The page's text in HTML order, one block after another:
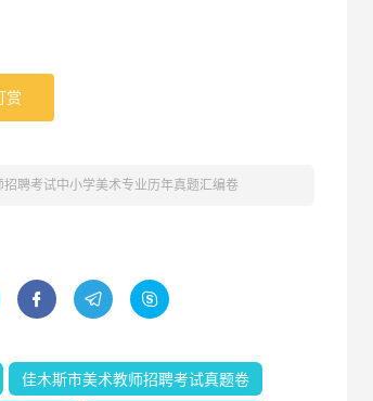
赏
聘考试中小学美术专业历年真题汇编卷
  
佳木斯市美术教师招聘考试真题卷